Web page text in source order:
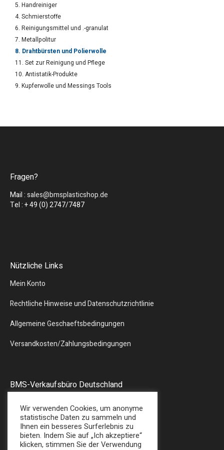
5. Handreiniger
4. Schmierstoffe
6. Reinigungsmittel und .-granulat
7. Metallpolitur
8. Drahtbürsten und Polierwolle
11. Set zur Reinigung und Pflege
10. Antistatik-Produkte
9. Kupferwolle und Messings Tools
Fragen?
Mail :sales@bmsplasticshop.de
Tel : + 49 (0) 2747/7487
Nützliche Links
Mein Konto
Rechtliche Hinweise und Datenschutzrichtlinie
Allgemeine Geschaeftsbedingungen
Versandkosten/Zahlungsbedingungen
BMS-Verkaufsbüro Deutschland
57580 – GEBHARDSHAIN
Tel : + 49 (0) 2747/7487
E-Mail: sales@bmsplasticshop.de
Wir verwenden Cookies, um anonyme
statistische Daten zu sammeln und
Ihnen ein besseres Surferlebnis zu
bieten. Indem Sie auf „Ich akzeptiere“
klicken, stimmen Sie der Verwendung